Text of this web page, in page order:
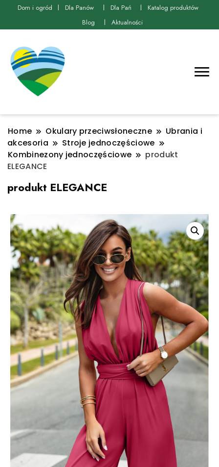
Dom i ogród Dla Panów Dla Pań
Katalog produktów
Blog
Aktualności
Home Okulary przeciwsłoneczne
Ubrania i
akcesoria
Stroje jednoczęściowe
Kombinezony jednoczęściowe
produkt
ELEGANCE
produkt ELEGANCE